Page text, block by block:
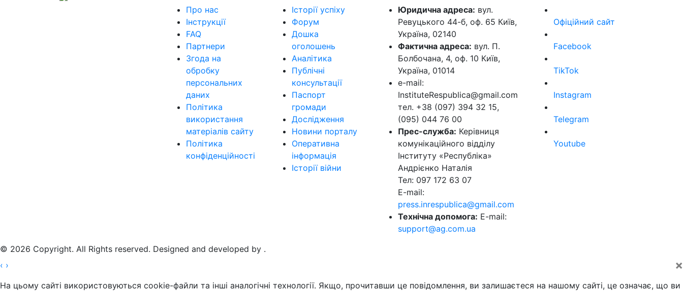
Про нас
Інструкції
FAQ
Партнери
Згода на
обробку
персональних
даних
Політика
використання
матеріалів сайту
Політика
конфіденційності
Історії успіху
Форум
Дошка
оголошень
Аналітика
Публічні
консультації
Паспорт
громади
Дослідження
Новини порталу
Оперативна
інформація
Історії війни
Юридична адреса: вул.
Ревуцького 44-б, оф. 65 Київ,
Україна, 02140
Фактична адреса: вул. П.
Болбочана, 4, оф. 10 Київ,
Україна, 01014
e-mail:
InstituteRespublica@gmail.com
тел. +38 (097) 394 32 15,
(095) 044 76 00
Прес-служба: Керівниця
комунікаційного відділу
Інституту «Республіка»
Андрієнко Наталія
Тел: 097 172 63 07
E-mail:
press.inrespublica@gmail.com
Технічна допомога: E-mail:
support@ag.com.ua
Офіційний сайт
Facebook
TikTok
Instagram
Telegram
Youtube
© 2026 Copyright. All Rights reserved. Designed and developed by .
‹ › ×
На цьому сайті використовуються cookie-файли та інші аналогічні технології. Якщо, прочитавши це повідомлення, ви залишаєтеся на нашому сайті, це означає, що ви